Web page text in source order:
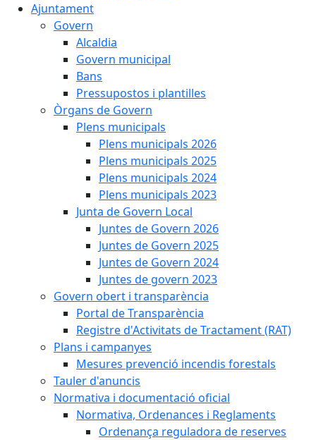
Ajuntament
Govern
Alcaldia
Govern municipal
Bans
Pressupostos i plantilles
Òrgans de Govern
Plens municipals
Plens municipals 2026
Plens municipals 2025
Plens municipals 2024
Plens municipals 2023
Junta de Govern Local
Juntes de Govern 2026
Juntes de Govern 2025
Juntes de Govern 2024
Juntes de govern 2023
Govern obert i transparència
Portal de Transparència
Registre d'Activitats de Tractament (RAT)
Plans i campanyes
Mesures prevenció incendis forestals
Tauler d'anuncis
Normativa i documentació oficial
Normativa, Ordenances i Reglaments
Ordenança reguladora de reserves